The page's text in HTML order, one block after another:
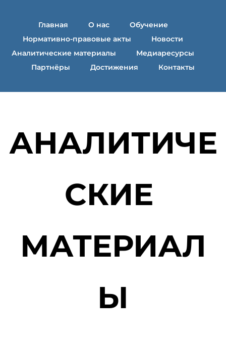
Главная О нас
Обучение
Нормативно-правовые акты
Новости
Аналитические материалы
Медиаресурсы
Партнёры
Достижения Контакты
АНАЛИТИЧЕ
СКИЕ
МАТЕРИАЛ
Ы